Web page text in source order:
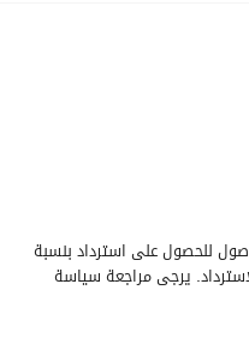
تسجيل الوصول للحصول على استرداد بنسبة
يرجى مراجعة سياسة